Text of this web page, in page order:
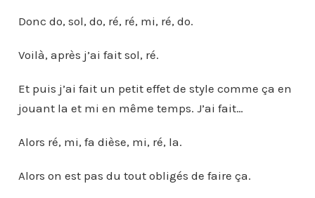
Donc do, sol, do, ré, ré, mi, ré, do.
Voilà, après j’ai fait sol, ré.
Et puis j’ai fait un petit effet de style comme ça en
jouant la et mi en même temps. J’ai fait…
Alors ré, mi, fa dièse, mi, ré, la.
Alors on est pas du tout obligés de faire ça.